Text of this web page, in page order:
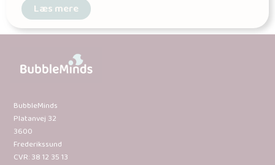
Læs mere
BubbleMinds
Platanvej 32
3600
Frederikssund
CVR: 38 12 35 13